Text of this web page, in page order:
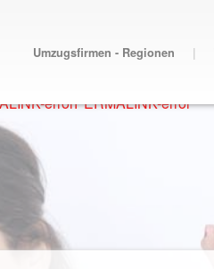
Umzugsfirmen - Regionen |
errorPERMALINK-error